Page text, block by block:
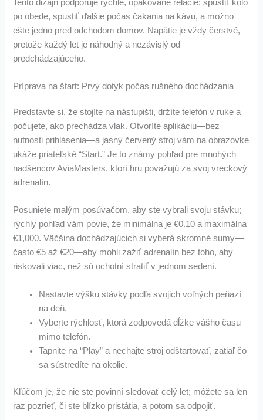
Tento dizajn podporuje rýchle, opakované relácie: spustiť kolo
po obede, spustiť ďalšie počas čakania na kávu, a možno
ešte jedno pred odchodom domov. Napätie je vždy čerstvé,
pretože každý let je náhodný a nezávislý od
predchádzajúceho.
Príprava na štart: Prvý dotyk počas rušného dochádzania
Predstavte si, že stojíte na nástupišti, držíte telefón v ruke a
počujete, ako prechádza vlak. Otvoríte aplikáciu—bez
nutnosti prihlásenia—a jasný červený stroj vám na obrazovke
ukáže priateľské “Start.” Je to známy pohľad pre mnohých
nadšencov AviaMasters, ktorí hru považujú za svoj vreckový
adrenalín.
Posuniete malým posúvačom, aby ste vybrali svoju stávku;
rýchly pohľad vám povie, že minimálna je €0.10 a maximálna
€1,000. Väčšina dochádzajúcich si vyberá skromné sumy—
často €5 až €20—aby mohli zažiť adrenalín bez toho, aby
riskovali viac, než sú ochotní stratiť v jednom sedení.
Nastavte výšku stávky podľa svojich voľných peňazí
na deň.
Vyberte rýchlosť, ktorá zodpovedá dĺžke vášho času
mimo telefón.
Tapnite na “Play” a nechajte stroj odštartovať, zatiaľ čo
sa sústredíte na okolie.
Kľúčom je, že nie ste povinní sledovať celý let; môžete sa len
raz pozrieť, či ste blízko pristátia, a potom sa odpojiť.